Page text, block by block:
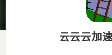
云云云加